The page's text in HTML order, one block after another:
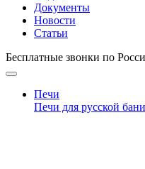
Документы
Новости
Статьи
Бесплатные звонки по
Печи
Печи для русской бани